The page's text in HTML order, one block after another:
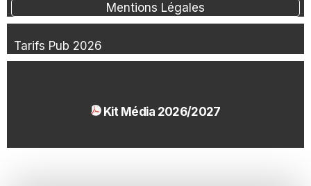
Mentions Légales
Tarifs Pub 2026
Kit Média 2026/2027